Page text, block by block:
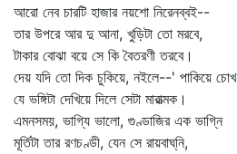
আরো নেব চারটি হাজার নয়শো নিরেনব্বই--
তার উপরে আর দু আনা, খুড়িটা তো মরবে,
টাকার বোঝা বয়ে সে কি বৈতরণী তরবে।
দেয় যদি তো দিক চুকিয়ে, নইলে--' পাকিয়ে চোখ
যে ভঙ্গিটা দেখিয়ে দিলে সেটা মারাত্মক।
এমনসময়, ভাগ্যি ভালো, গুণ্ডাজির এক ভাগ্নি
মূর্তিটা তার রণচণ্ডী, যেন সে রায়বাঘ্‌নি,